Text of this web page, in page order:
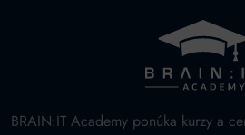
BRAIN:IT Academy ponúka kurzy a